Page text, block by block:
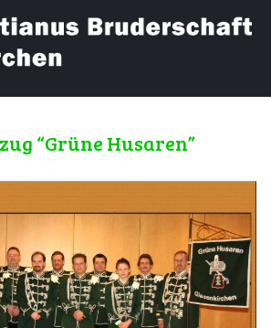
“Grüne Husaren”